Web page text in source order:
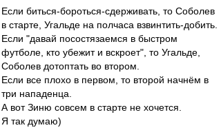
Если биться-бороться-сдерживать, то Соболев
в старте, Угальде на полчаса взвинтить-добить.
Если "давай посостязаемся в быстром
футболе, кто убежит и вскроет", то Угальде,
Соболев дотоптать во втором.
Если все плохо в первом, то второй начнём в
три нападенца.
А вот Зиню совсем в старте не хочется.
Я так думаю)